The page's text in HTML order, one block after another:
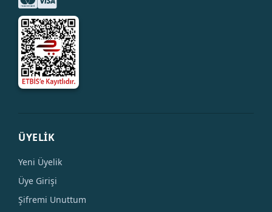
ÜYELİK
Yeni Üyelik
Üye Girişi
Şifremi Unuttum